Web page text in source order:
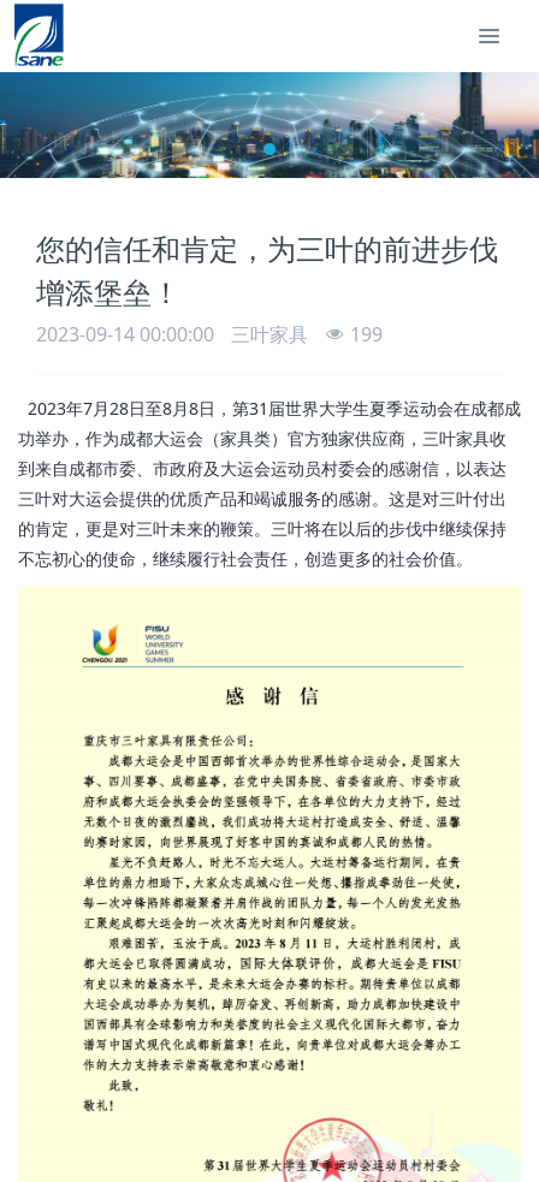
您的信任和肯定，为三叶的前进步伐
增添堡垒！
2023-09-14 00:00:00 三叶家具 199
2023年7月28日至8月8日，第31届世界大学生夏季运动会在成都成
功举办，作为成都大运会（家具类）官方独家供应商，三叶家具收
到来自成都市委、市政府及大运会运动员村委会的感谢信，以表达
三叶对大运会提供的优质产品和竭诚服务的感谢。这是对三叶付出
的肯定，更是对三叶未来的鞭策。三叶将在以后的步伐中继续保持
不忘初心的使命，继续履行社会责任，创造更多的社会价值。